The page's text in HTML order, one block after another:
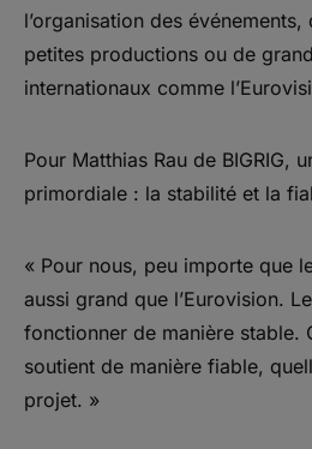
l’organisation des événements,
petites productions ou de
internationaux comme
Pour Matthias Rau de BIGRIG,
primordiale : la stabilité et la
« Pour nous, peu importe que
aussi grand que l’Eurovision.
fonctionner de manière stable.
soutient de manière fiable,
projet. »